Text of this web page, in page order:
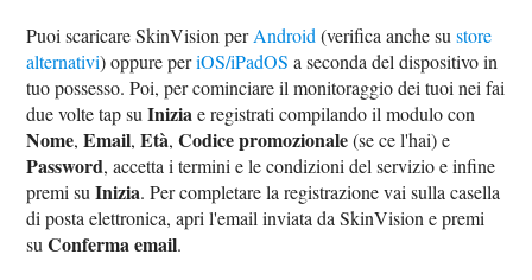
Puoi scaricare SkinVision perAndroid(verifica anche sustore
alternativi) oppure periOS/iPadOS a seconda del dispositivo in
tuo possesso. Poi, per cominciare il monitoraggio dei tuoi nei fai
due volte tap suIniziae registrati compilando il modulo con
Nome,Email,Età,Codice promozionale(se ce l'hai) e
Password, accetta i termini e le condizioni del servizio e infine
premi suInizia. Per completare la registrazione vai sulla casella
di posta elettronica, apri l'email inviata da SkinVision e premi
suConferma email.